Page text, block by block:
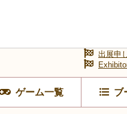
ゲーム一覧 ブ
出展申